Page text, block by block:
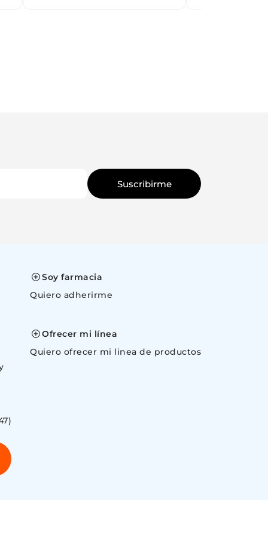
Suscribirme
Soy farmacia
Quiero adherirme
Ofrecer mi línea
Quiero ofrecer mi linea de productos